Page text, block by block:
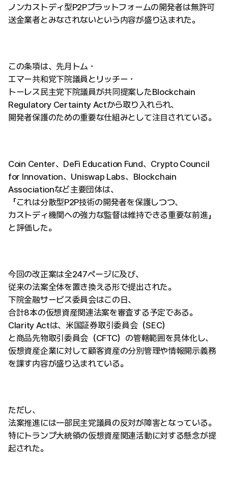
ノンカストディ型P2Pプラットフォームの開発者は無許可
送金業者とみなされないという内容が盛り込まれた。
この条項は、先月トム・
エマー共和党下院議員とリッチー・
トーレス民主党下院議員が共同提案したBlockchain
Regulatory Certainty Actから取り入れられ、
開発者保護のための重要な仕組みとして注目されている。
Coin Center、DeFi Education Fund、Crypto Council
for Innovation、Uniswap Labs、Blockchain
Associationなど主要団体は、
「これは分散型P2P技術の開発者を保護しつつ、
カストディ機関への強力な監督は維持できる重要な前進」
と評価した。
今回の改正案は全247ページに及び、
従来の法案全体を置き換える形で提出された。
下院金融サービス委員会はこの日、
合計8本の仮想資産関連法案を審査する予定である。
Clarity Actは、米国証券取引委員会（SEC）
と商品先物取引委員会（CFTC）の管轄範囲を具体化し、
仮想資産企業に対して顧客資産の分別管理や情報開示義務
を課す内容が盛り込まれている。
ただし、
法案推進には一部民主党議員の反対が障害となっている。
特にトランプ大統領の仮想資産関連活動に対する懸念が提
起された。